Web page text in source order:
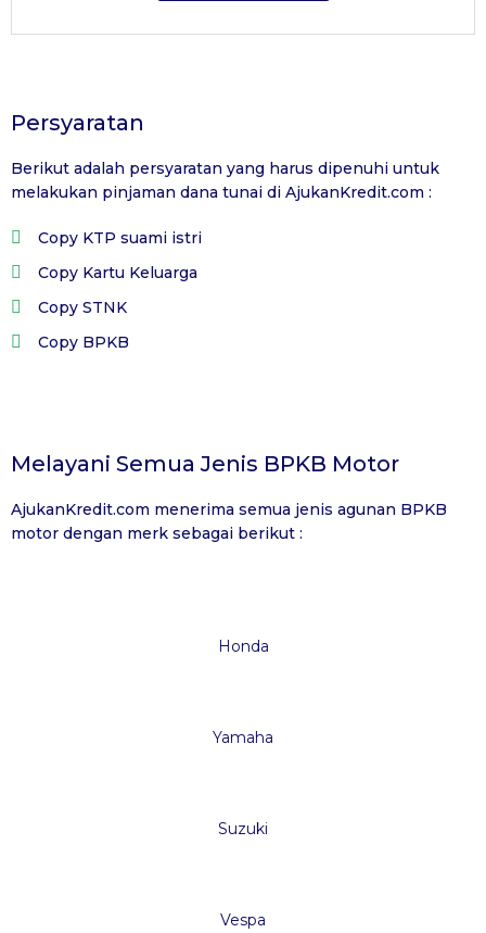
Persyaratan
Berikut adalah persyaratan yang harus dipenuhi untuk
melakukan pinjaman dana tunai di AjukanKredit.com :
Copy KTP suami istri
Copy Kartu Keluarga
Copy STNK
Copy BPKB
Melayani Semua Jenis BPKB Motor
AjukanKredit.com menerima semua jenis agunan BPKB
motor dengan merk sebagai berikut :
Honda
Yamaha
Suzuki
Vespa